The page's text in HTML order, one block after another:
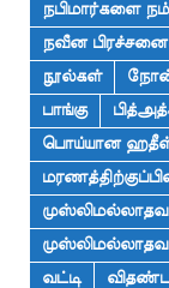
நபிமார்களை
நவீன
நூல்கள்
பாங்கு
பொய்யான
வட்டி